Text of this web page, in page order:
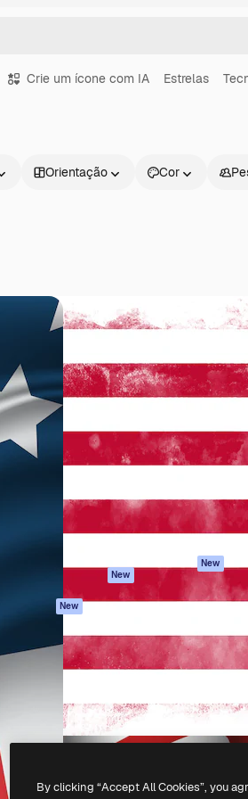
Crie um ícone com IA Estrelas
Orientação Cor
Produtos
Spaces
Assistente de IA
Gerador de
Gerador de vídeos
Texto para voz
MCP para
New
New
App móvel
Começar
Documentação
Atendimento
condições
Política de
Originais New
Política de
Central de
Afiliados
Empresas
Todos os direitos reservados.
By clicking “Accept All Cookies”, you